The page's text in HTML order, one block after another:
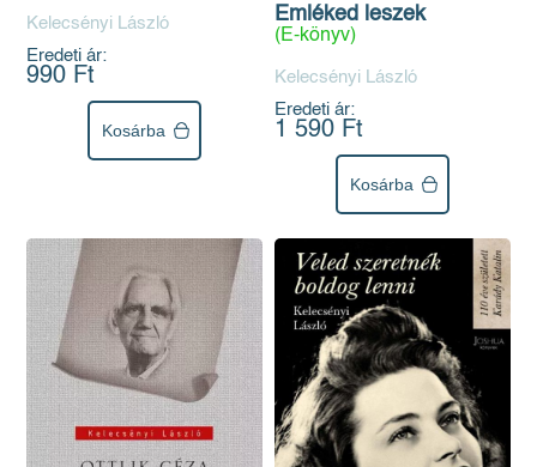
Kelecsényi László
Eredeti ár:
990 Ft
Kosárba
Emléked leszek
(E-könyv)
Kelecsényi László
Eredeti ár:
1 590 Ft
Kosárba